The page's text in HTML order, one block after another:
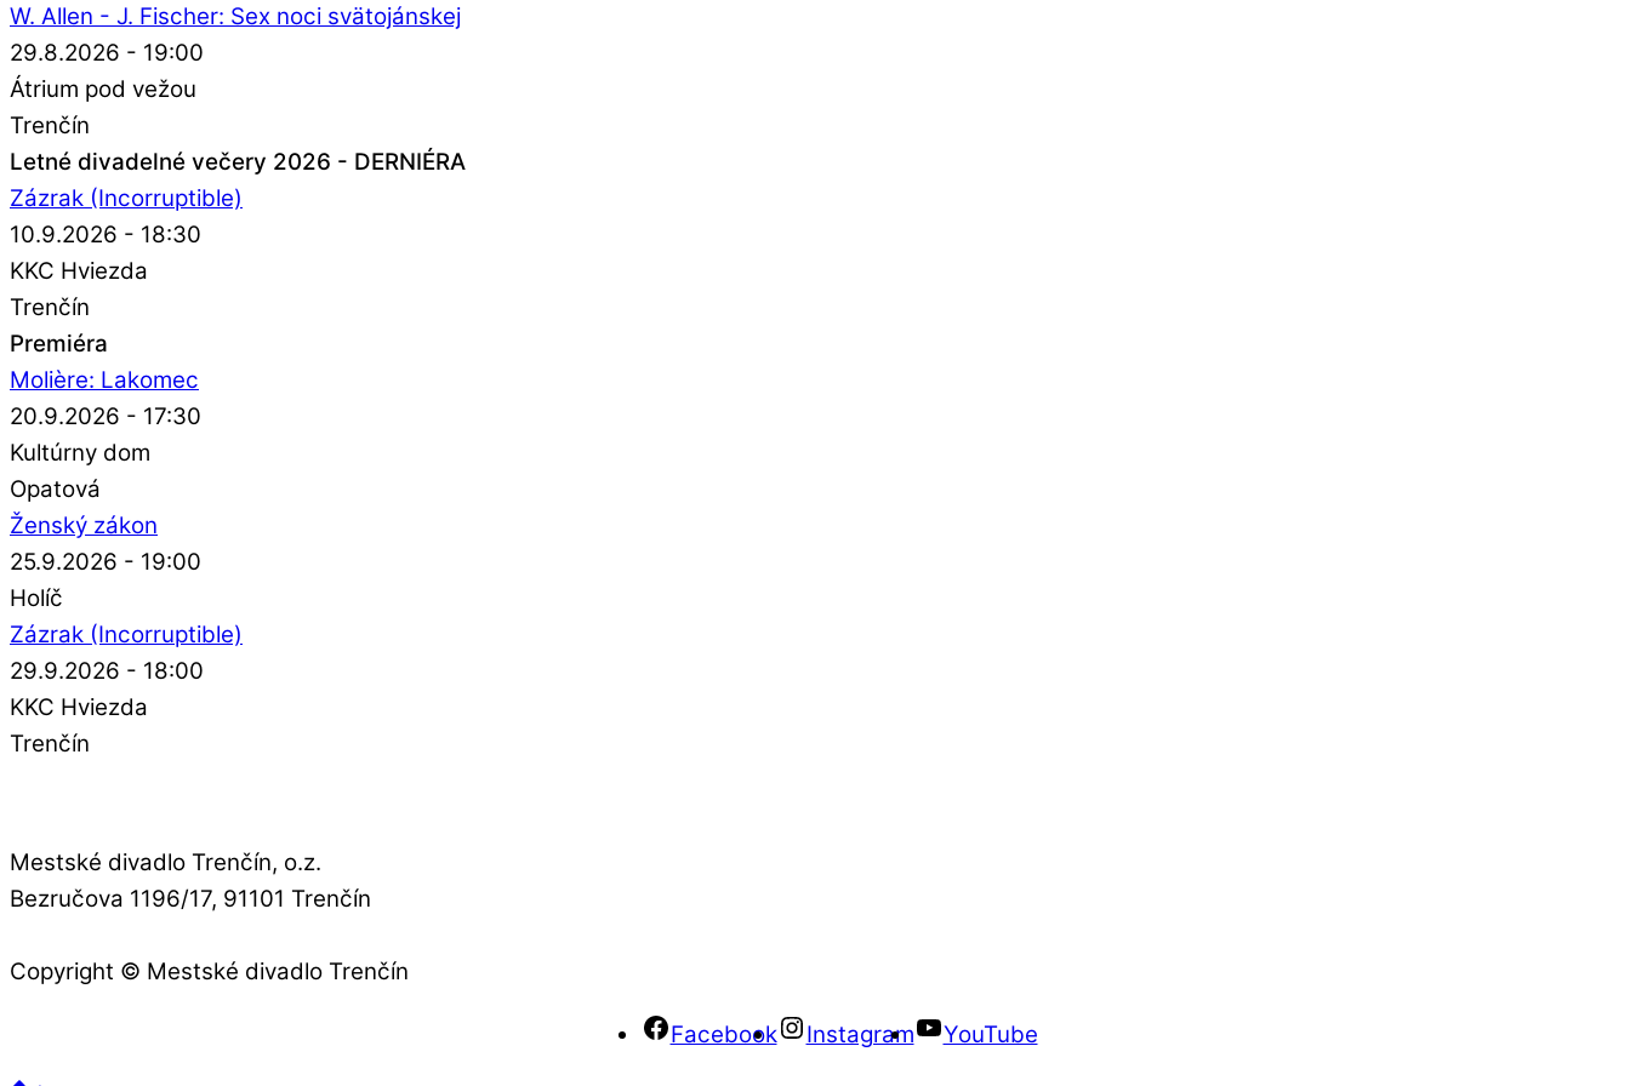
W. Allen - J. Fischer: Sex noci svätojánskej
29.8.2026 - 19:00
Átrium pod vežou
Trenčín
Letné divadelné večery 2026 - DERNIÉRA
Zázrak (Incorruptible)
10.9.2026 - 18:30
KKC Hviezda
Trenčín
Premiéra
Molière: Lakomec
20.9.2026 - 17:30
Kultúrny dom
Opatová
Ženský zákon
25.9.2026 - 19:00
Holíč
Zázrak (Incorruptible)
29.9.2026 - 18:00
KKC Hviezda
Trenčín
Mestské divadlo Trenčín, o.z.
Bezručova 1196/17, 91101 Trenčín
Copyright © Mestské divadlo Trenčín
Facebook Instagram YouTube